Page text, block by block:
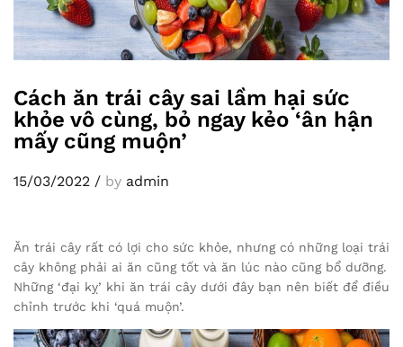
Cách ăn trái cây sai lầm hại sức
khỏe vô cùng, bỏ ngay kẻo ‘ân hận
mấy cũng muộn’
15/03/2022 / by admin
Ăn trái cây rất có lợi cho sức khỏe, nhưng có những loại trái
cây không phải ai ăn cũng tốt và ăn lúc nào cũng bổ dưỡng.
Những ‘đại kỵ’ khi ăn trái cây dưới đây bạn nên biết để điều
chỉnh trước khi ‘quá muộn’.